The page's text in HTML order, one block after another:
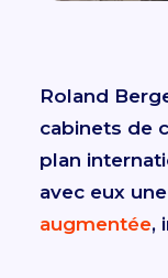
Roland
cabinets de
plan
avec eux
augmentée,